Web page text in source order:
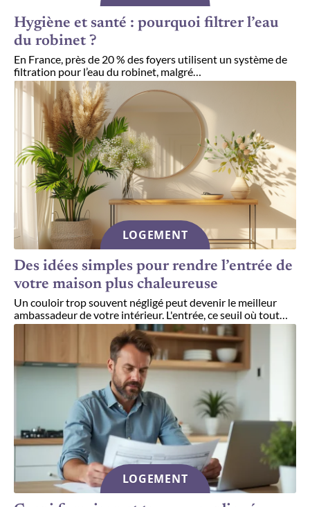
Hygiène et santé : pourquoi filtrer l’eau
du robinet ?
En France, près de 20 % des foyers utilisent un système de
filtration pour l’eau du robinet, malgré
LOGEMENT
Des idées simples pour rendre l’entrée de
votre maison plus chaleureuse
Un couloir trop souvent négligé peut devenir le meilleur
ambassadeur de votre intérieur. L'entrée, ce seuil où tout…
LOGEMENT